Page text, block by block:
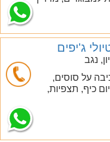
ג'יפים
נגב
על סוסים,
כיף, תצפיות,
חייג